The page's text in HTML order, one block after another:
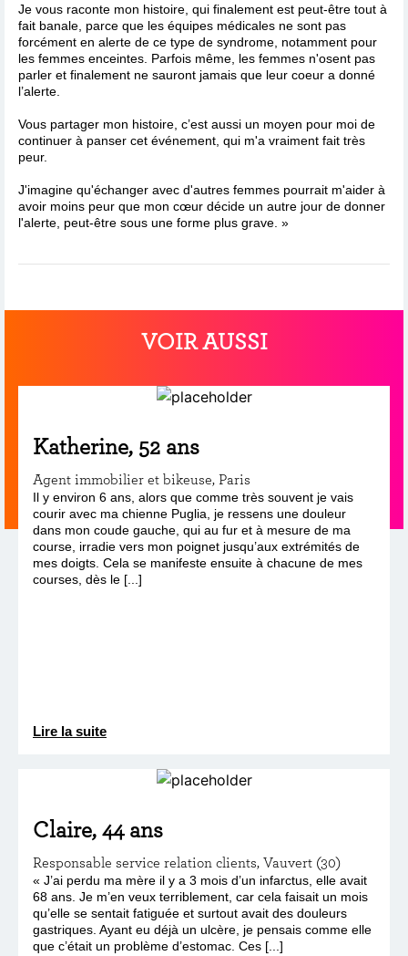
Je vous raconte mon histoire, qui finalement est peut-être tout à
fait banale, parce que les équipes médicales ne sont pas
forcément en alerte de ce type de syndrome, notamment pour
les femmes enceintes. Parfois même, les femmes n'osent pas
parler et finalement ne sauront jamais que leur coeur a donné
l’alerte.
Vous partager mon histoire, c’est aussi un moyen pour moi de
continuer à panser cet événement, qui m'a vraiment fait très
peur.
J'imagine qu'échanger avec d'autres femmes pourrait m'aider à
avoir moins peur que mon cœur décide un autre jour de donner
l'alerte, peut-être sous une forme plus grave. »
VOIR AUSSI
Katherine, 52 ans
Agent immobilier et bikeuse, Paris
Il y environ 6 ans, alors que comme très souvent je vais
courir avec ma chienne Puglia, je ressens une douleur
dans mon coude gauche, qui au fur et à mesure de ma
course, irradie vers mon poignet jusqu’aux extrémités de
mes doigts. Cela se manifeste ensuite à chacune de mes
courses, dès le [...]
Lire la suite
Claire, 44 ans
Responsable service relation clients, Vauvert (30)
« J’ai perdu ma mère il y a 3 mois d’un infarctus, elle avait
68 ans. Je m’en veux terriblement, car cela faisait un mois
qu’elle se sentait fatiguée et surtout avait des douleurs
gastriques. Ayant eu déjà un ulcère, je pensais comme elle
que c’était un problème d’estomac. Ces [...]